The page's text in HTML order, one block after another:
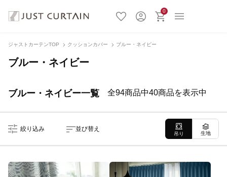
0
ジャストカーテンTOP クッションカバー ブルー・ネイビー
ブルー・ネイビー
ブルー・ネイビー一覧 全94商品中40商品を表示中
絞り込み 並び替え
吊り 生地